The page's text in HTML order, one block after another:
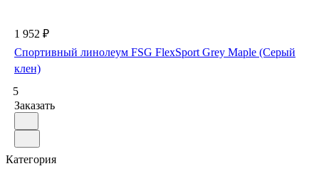
1 952 ₽
Спортивный линолеум FSG FlexSport Grey Maple (Серый
клен)
5
Заказать
Категория